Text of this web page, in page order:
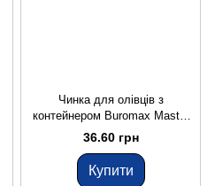
Чинка для олівців з
контейнером Buromax Master
на 1 отвір блакитна
36.60 грн
Купити